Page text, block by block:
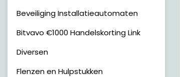
Beveiliging Installatieautomaten
Bitvavo €1000 Handelskorting Link
Diversen
Flenzen en Hulpstukken